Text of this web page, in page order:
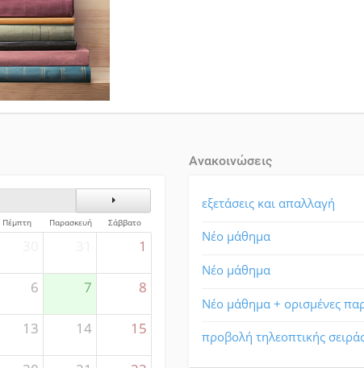
Επόμενος Μήνας
Πέμπτη Παρασκευή Σάββατο
1
6 7 8
13 14 15
Ανακοινώσεις
εξετάσεις και απαλλαγή
Νέο μάθημα
Νέο μάθημα
Νέο μάθημα + ορισμένες
προβολή τηλεοπτικής